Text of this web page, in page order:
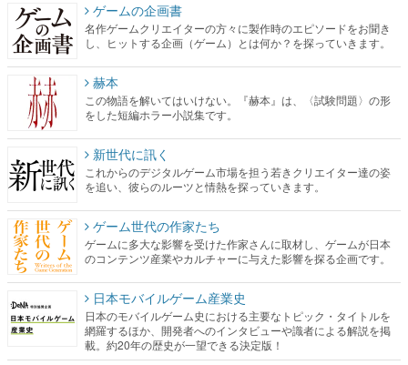
ゲームの企画書
名作ゲームクリエイターの方々に製作時のエピソードをお聞き
し、ヒットする企画（ゲーム）とは何か？を探っていきます。
赫本
この物語を解いてはいけない。『赫本』は、〈試験問題〉の形
をした短編ホラー小説集です。
新世代に訊く
これからのデジタルゲーム市場を担う若きクリエイター達の姿
を追い、彼らのルーツと情熱を探っていきます。
ゲーム世代の作家たち
ゲームに多大な影響を受けた作家さんに取材し、ゲームが日本
のコンテンツ産業やカルチャーに与えた影響を探る企画です。
日本モバイルゲーム産業史
日本のモバイルゲーム史における主要なトピック・タイトルを
網羅するほか、開発者へのインタビューや識者による解説を掲
載。約20年の歴史が一望できる決定版！